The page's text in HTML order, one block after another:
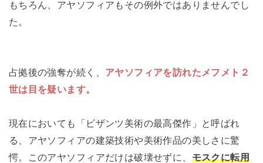
もちろん、アヤソフィアもその例外ではありませんでし
た。
占拠後の強奪が続く、 アヤソフィアを訪れたメフメト２
世は目を疑います。
現在においても「ビザンツ美術の最高傑作」と呼ばれ
る、アヤソフィアの建築技術や美術作品の美しさに驚
愕。このアヤソフィアだけは破壊せずに、 モスクに転用